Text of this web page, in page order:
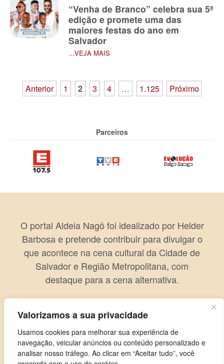
Valorizamos a sua privacidade
Usamos cookies para melhorar sua experiência de
navegação, veicular anúncios ou conteúdo personalizado e
analisar nosso tráfego. Ao clicar em “Aceitar tudo”, você
“Venha de Branco” celebra sua 5ª
edição e promete uma das
maiores festas do ano em
Salvador
...VEJA MAIS
Paginação
Anterior 1 2 3 4 … 1.125 Próximo
Parceiros
O portal Aldeia Nagô foi idealizado por Helder
Barbosa e pretende contribuir para divulgar o
que acontece na cena cultural da Cidade de
Salvador e Região Metropolitana, com
destaque para a cena alternativa.